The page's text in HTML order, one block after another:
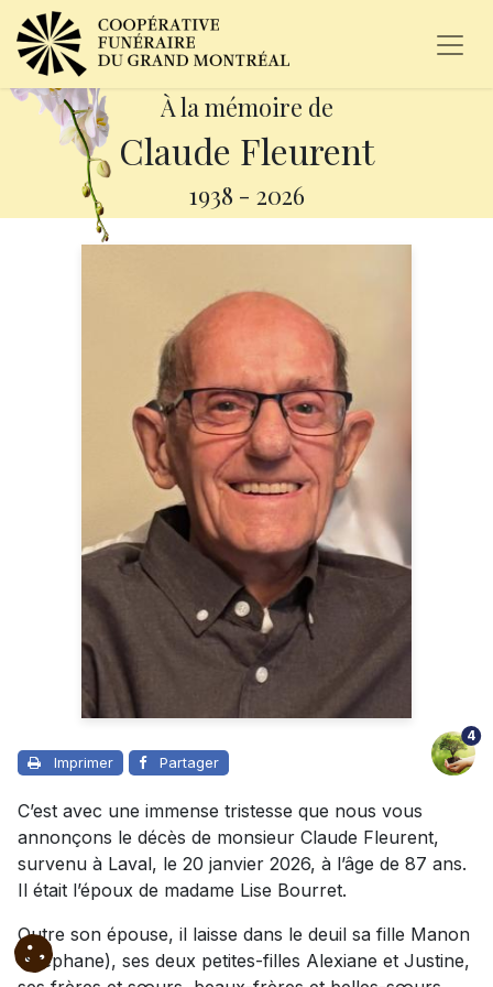
À la mémoire de
Claude Fleurent
1938 - 2026
Imprimer Partager
4
C’est avec une immense tristesse que nous vous
annonçons le décès de monsieur Claude Fleurent,
survenu à Laval, le 20 janvier 2026, à l’âge de 87 ans.
Il était l’époux de madame Lise Bourret.
Outre son épouse, il laisse dans le deuil sa fille Manon
(Stéphane), ses deux petites-filles Alexiane et Justine,